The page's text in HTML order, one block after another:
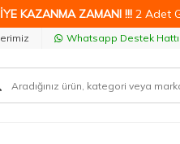
KAZANMA ZAMANI !!! 2 Adet
Whatsapp Destek Hattı